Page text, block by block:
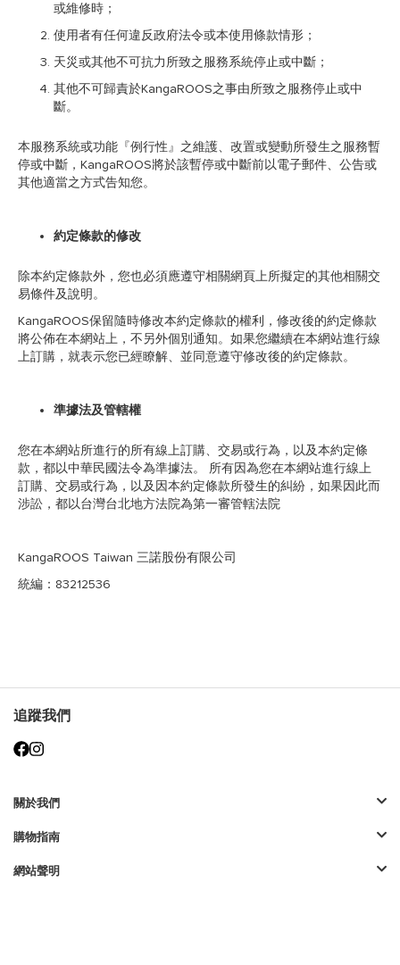
或維修時；
使用者有任何違反政府法令或本使用條款情形；
天災或其他不可抗力所致之服務系統停止或中斷；
其他不可歸責於KangaROOS之事由所致之服務停止或中
斷。
本服務系統或功能『例行性』之維護、改置或變動所發生之服務暫
停或中斷，KangaROOS將於該暫停或中斷前以電子郵件、公告或
其他適當之方式告知您。
約定條款的修改
除本約定條款外，您也必須應遵守相關網頁上所擬定的其他相關交
易條件及說明。
KangaROOS保留隨時修改本約定條款的權利，修改後的約定條款
將公佈在本網站上，不另外個別通知。如果您繼續在本網站進行線
上訂購，就表示您已經瞭解、並同意遵守修改後的約定條款。
準據法及管轄權
您在本網站所進行的所有線上訂購、交易或行為，以及本約定條
款，都以中華民國法令為準據法。 所有因為您在本網站進行線上
訂購、交易或行為，以及因本約定條款所發生的糾紛，如果因此而
涉訟，都以台灣台北地方法院為第一審管轄法院
KangaROOS Taiwan 三諾股份有限公司
統編：83212536
追蹤我們
關於我們
購物指南
網站聲明